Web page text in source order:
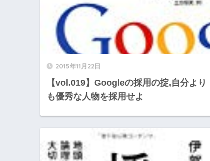
2015年11月22日
【vol.019】Googleの採用の掟,自分より
も優秀な人物を採用せよ